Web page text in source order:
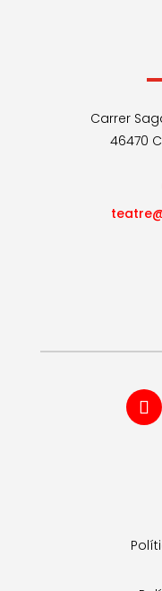
Carrer
46470